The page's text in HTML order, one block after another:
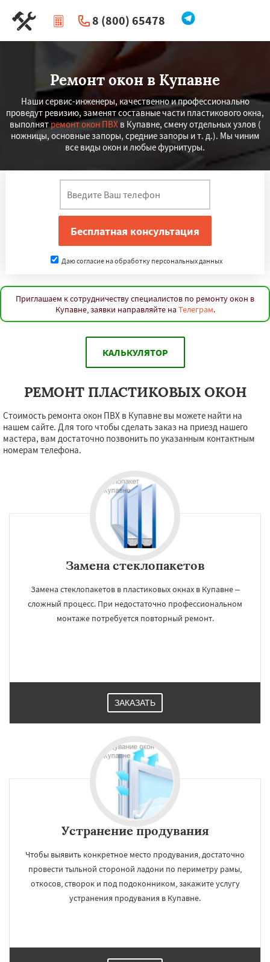
8 (800) 65478
| Перезвоните мне
Ремонт окон в Купавне
Наши сервис-инженеры, качественно и профессионально
проведут ревизию, заменят составные части пластикового окна,
выполнятремонт окон ПВХв Купавне, смену отдельных узлов (
ножницы, основные запоры, средние запоры и т. д.). Мы чиним
все виды окон и любые фурнитуры.
Даю согласие на обработку персональных данных
Приглашаем к сотрудничеству специалистов по ремонту окон в
Купавне, заявки направляйте на Телеграм.
КАЛЬКУЛЯТОР
РЕМОНТ ПЛАСТИКОВЫХ ОКОН
Стоимость ремонта окон ПВХ в Купавне вы можете найти на
нашем сайте. Для того чтобы сделать заказ на приезд нашего
мастера, вам достаточно позвонить по указанным контактным
номерам телефона.
Замена стеклопакетов
Замена стеклопакетов в пластиковых окнах в Купавне –
сложный процесс. При недостаточно профессиональном
монтаже потребуется повторный ремонт.
ЗАКАЗАТЬ
Устранение продувания
Чтобы выявить конкретное место продувания, достаточно
провести тыльной стороной ладони по периметру рамы,
откосов, створок и под подоконником, закажите услугу
устранения продувания в Купавне.